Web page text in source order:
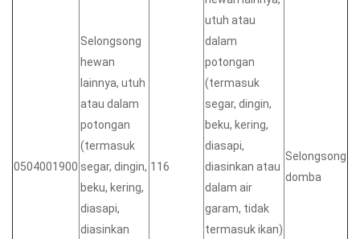
0504001900
Selongsong
hewan
lainnya, utuh
atau dalam
potongan
(termasuk
segar, dingin,
beku, kering,
diasapi,
diasinkan
116
utuh atau
dalam
potongan
(termasuk
segar, dingin,
beku, kering,
diasapi,
diasinkan atau
dalam air
garam, tidak
termasuk ikan)
Selongsong
domba